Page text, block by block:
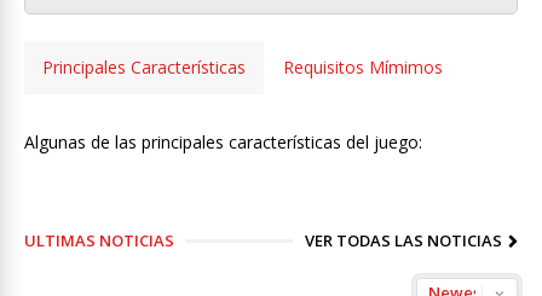
Principales Características Requisitos Mímimos
Algunas de las principales características del juego:
ULTIMAS NOTICIAS VER TODAS LAS NOTICIAS